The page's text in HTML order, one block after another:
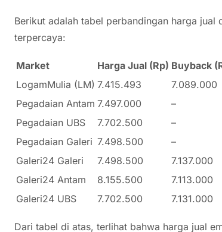
Berikut adalah tabel perbandingan harga
terpercaya:
Market Harga Jual (Rp) Buyback
LogamMulia (LM) 7.415.493
7.089.000
Pegadaian Antam 7.497.000
–
Pegadaian UBS
7.702.500
–
Pegadaian Galeri 7.498.500
–
Galeri24 Galeri
7.498.500
7.137.000
Galeri24 Antam
8.155.500
7.113.000
Galeri24 UBS
7.702.500 7.131.000
Dari tabel di atas, terlihat bahwa harga jual